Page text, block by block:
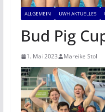
ALLGEMEIN UWH AKTUELLES
Bud Pig
1. Mai 2023 Mareike Stoll